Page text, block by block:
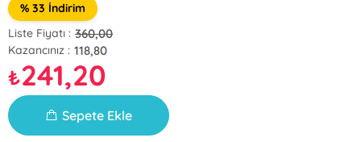
% 33 İndirim
Liste Fiyatı : 360,00
Kazancınız : 118,80
₺241,20
Sepete Ekle